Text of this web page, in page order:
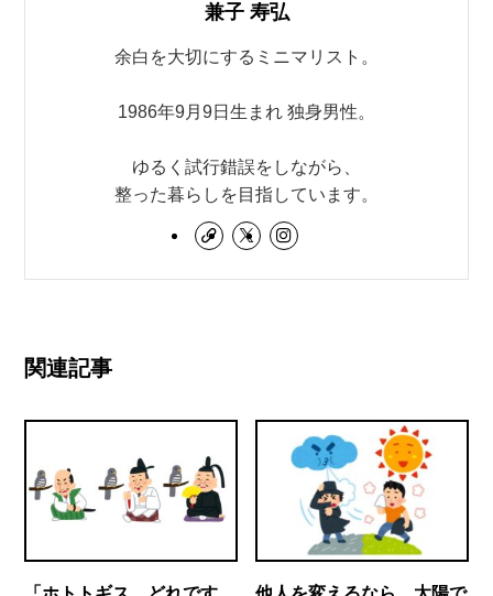
兼子 寿弘
余白を大切にするミニマリスト。
1986年9月9日生まれ 独身男性。
ゆるく試行錯誤をしながら、
整った暮らしを目指しています。
関連記事